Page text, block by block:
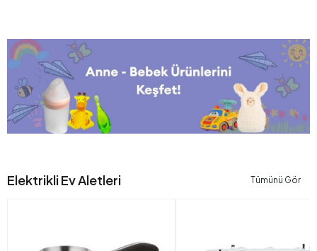
Elektrikli Ev Aletleri Tümünü Gör